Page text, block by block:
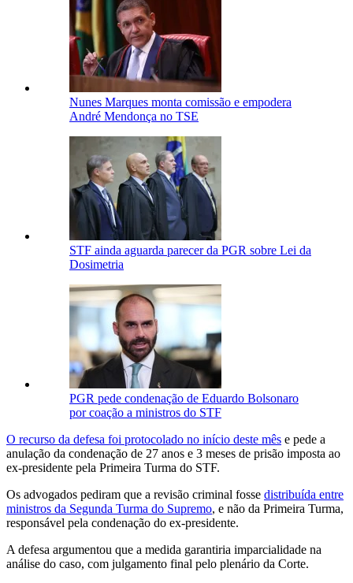
Nunes Marques monta comissão e empodera
André Mendonça no TSE
STF ainda aguarda parecer da PGR sobre Lei da
Dosimetria
PGR pede condenação de Eduardo Bolsonaro
por coação a ministros do STF
O recurso da defesa foi protocolado no início deste mês e pede a
anulação da condenação de 27 anos e 3 meses de prisão imposta ao
ex-presidente pela Primeira Turma do STF.
Os advogados pediram que a revisão criminal fosse distribuída entre
ministros da Segunda Turma do Supremo, e não da Primeira Turma,
responsável pela condenação do ex-presidente.
A defesa argumentou que a medida garantiria imparcialidade na
análise do caso, com julgamento final pelo plenário da Corte.